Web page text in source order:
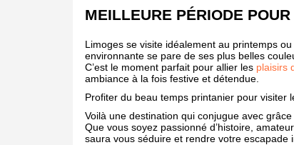
MEILLEURE PÉRIODE
Limoges se visite idéalement au printemps
environnante se pare de ses plus belles
C’est le moment parfait pour allier les plaisirs
ambiance à la fois festive et détendue.
Profiter du beau temps printanier pour visiter
Voilà une destination qui conjugue avec grâce
Que vous soyez passionné d’histoire,
saura vous séduire et rendre votre escapade